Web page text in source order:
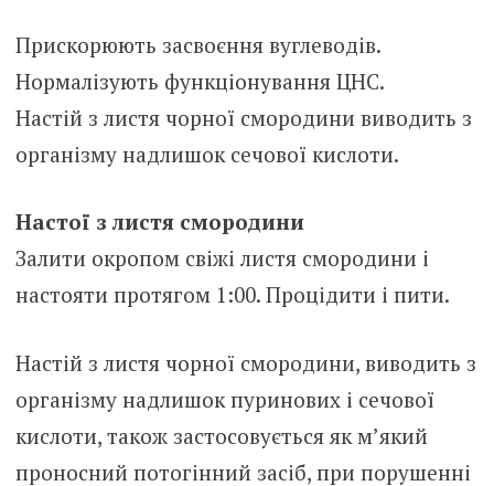
Прискорюють засвоєння вуглеводів.
Нормалізують функціонування ЦНС.
Настій з листя чорної смородини виводить з
організму надлишок сечової кислоти.
Настої з листя смородини
Залити окропом свіжі листя смородини і
настояти протягом 1:00. Процідити і пити.
Настій з листя чорної смородини, виводить з
організму надлишок пуринових і сечової
кислоти, також застосовується як м’який
проносний потогінний засіб, при порушенні